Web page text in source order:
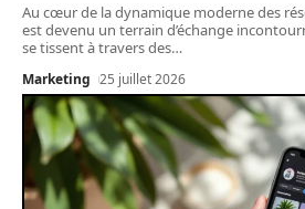
Au cœur de la dynamique moderne des
est devenu un terrain d’échange
se tissent à travers des…
Marketing 25 juillet 2026